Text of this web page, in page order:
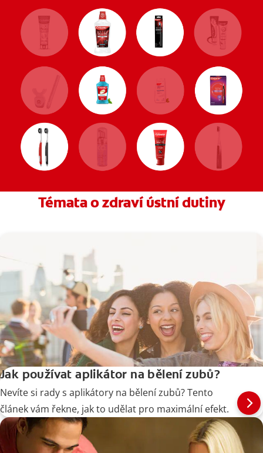
Témata o zdraví ústní dutiny
Jak používat aplikátor na bělení zubů?
Nevíte si rady s aplikátory na bělení zubů? Tento
článek vám řekne, jak to udělat pro maximální efekt.